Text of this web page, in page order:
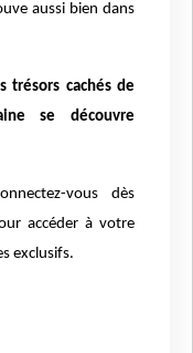
aussi bien dans
trésors cachés de
se découvre
vous dès
accéder à votre
exclusifs.